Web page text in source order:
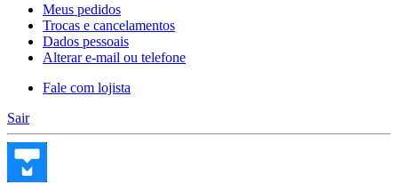
Meus pedidos
Trocas e cancelamentos
Dados pessoais
Alterar e-mail ou telefone
Fale com lojista
Sair